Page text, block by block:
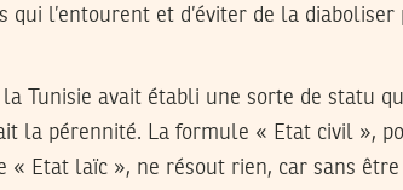
qui l’entourent et d’éviter de la
la Tunisie avait établi une sorte de statu
la pérennité. La formule « Etat civil »,
« Etat laïc », ne résout rien, car sans